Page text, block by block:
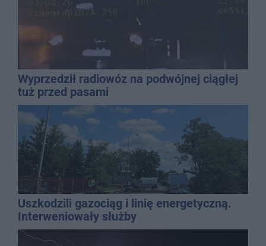
Wyprzedził radiowóz na podwójnej ciągłej
tuż przed pasami
Uszkodzili gazociąg i linię energetyczną.
Interweniowały służby